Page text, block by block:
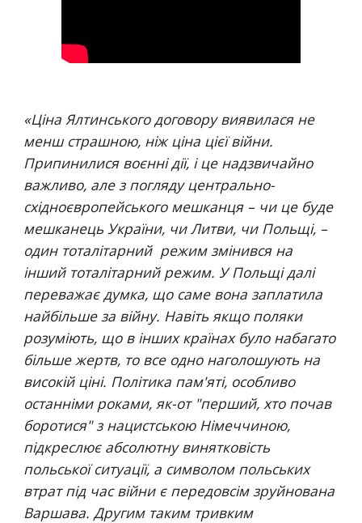
«Ціна Ялтинського договору виявилася не
менш страшною, ніж ціна цієї війни.
Припинилися воєнні дії, і це надзвичайно
важливо, але з погляду центрально-
східноєвропейського мешканця – чи це буде
мешканець України, чи Литви, чи Польщі, –
один тоталітарний  режим змінився на
інший тоталітарний режим. У Польщі далі
переважає думка, що саме вона заплатила
найбільше за війну. Навіть якщо поляки
розуміють, що в інших країнах було набагато
більше жертв, то все одно наголошують на
високій ціні. Політика пам'яті, особливо
останніми роками, як-от "перший, хто почав
боротися" з нацистською Німеччиною,
підкреслює абсолютну винятковість
польської ситуації, а символом польських
втрат під час війни є передовсім зруйнована
Варшава. Другим таким тривким